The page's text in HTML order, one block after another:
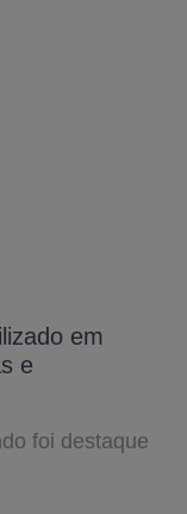
em
e
foi destaque